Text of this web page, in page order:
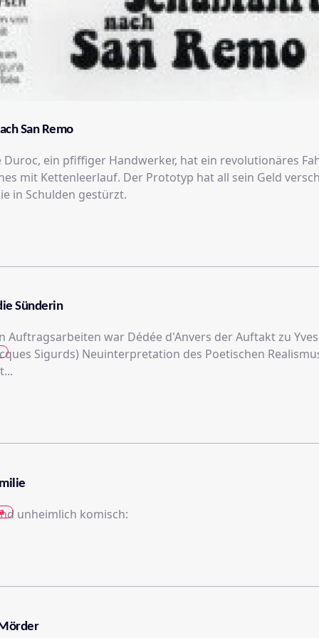
San Remo
Duroc, ein pfiffiger Handwerker, hat ein revolutionäres
mit Kettenleerlauf. Der Prototyp hat all sein Geld
in Schulden gestürzt.
Sünderin
Auftragsarbeiten war Dédée d'Anvers der Auftakt zu
Sigurds) Neuinterpretation des Poetischen
unheimlich komisch: